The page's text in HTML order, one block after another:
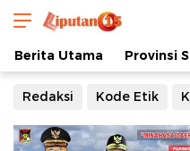
Berita Utama Provinsi
Redaksi Kode Etik